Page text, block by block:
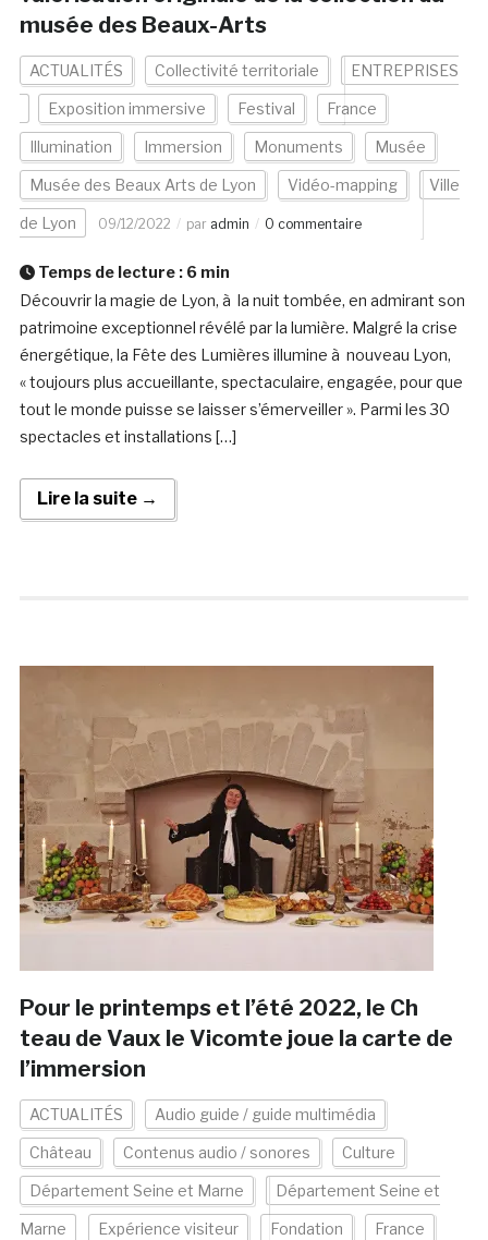
musée des Beaux-Arts
ACTUALITÉS Collectivité territoriale ENTREPRISES
Exposition immersive Festival France
Illumination Immersion Monuments Musée
Musée des Beaux Arts de Lyon Vidéo-mapping Ville
de Lyon 09/12/2022 par admin 0 commentaire
Temps de lecture : 6 min
Découvrir la magie de Lyon, à la nuit tombée, en admirant son
patrimoine exceptionnel révélé par la lumière. Malgré la crise
énergétique, la Fête des Lumières illumine à nouveau Lyon,
« toujours plus accueillante, spectaculaire, engagée, pour que
tout le monde puisse se laisser s’émerveiller ». Parmi les 30
spectacles et installations […]
Lire la suite →
Pour le printemps et l’été 2022, le Ch
teau de Vaux le Vicomte joue la carte de
l’immersion
ACTUALITÉS Audio guide / guide multimédia
Château Contenus audio / sonores Culture
Département Seine et Marne Département Seine et
Marne Expérience visiteur Fondation France